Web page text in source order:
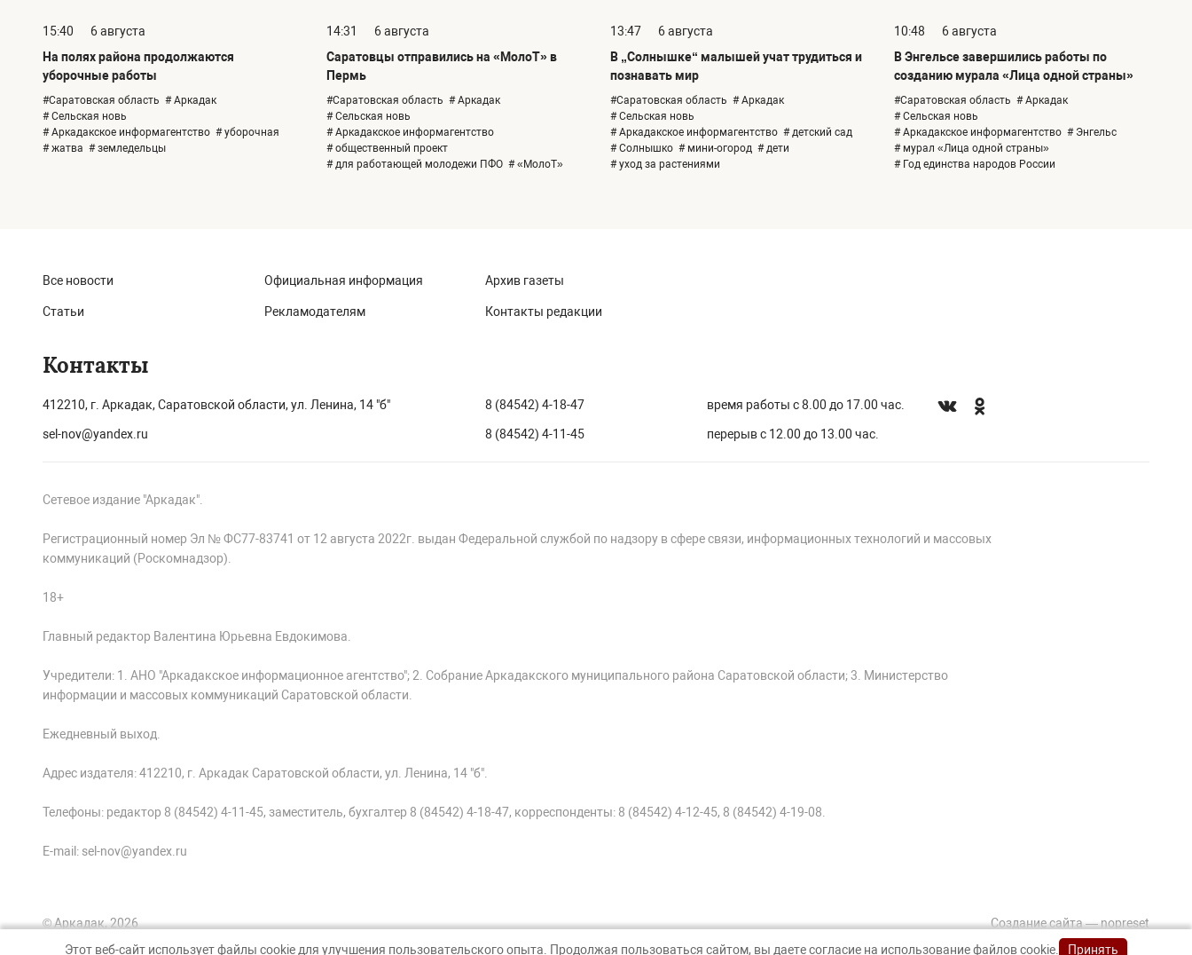
15:40
6 августа
На полях района продолжаются
уборочные работы
#Саратовская область # Аркадак
# Сельская новь
# Аркадакское информагентство # уборочная
# жатва # земледельцы
14:31
6 августа
Саратовцы отправились на «МолоТ» в
Пермь
#Саратовская область # Аркадак
# Сельская новь
# Аркадакское информагентство
# общественный проект
# для работающей молодежи ПФО # «МолоТ»
13:47
6 августа
В „Солнышке“ малышей учат трудиться и
познавать мир
#Саратовская область # Аркадак
# Сельская новь
# Аркадакское информагентство # детский сад
# Солнышко # мини-огород # дети
# уход за растениями
10:48
6 августа
В Энгельсе завершились работы по
созданию мурала «Лица одной страны»
#Саратовская область # Аркадак
# Сельская новь
# Аркадакское информагентство # Энгельс
# мурал «Лица одной страны»
# Год единства народов России
Все новости
Статьи
Официальная информация
Рекламодателям
Архив газеты
Контакты редакции
Контакты
412210, г. Аркадак, Саратовской области, ул. Ленина, 14 "б"
sel-nov@yandex.ru
8 (84542) 4-18-47
8 (84542) 4-11-45
время работы с 8.00 до 17.00 час.
перерыв с 12.00 до 13.00 час.
Сетевое издание "Аркадак".
Регистрационный номер Эл № ФС77-83741 от 12 августа 2022г. выдан Федеральной службой по надзору в сфере связи, информационных технологий и массовых
коммуникаций (Роскомнадзор).
18+
Главный редактор Валентина Юрьевна Евдокимова.
Учредители: 1. АНО "Аркадакское информационное агентство"; 2. Собрание Аркадакского муниципального района Саратовской области; 3. Министерство
информации и массовых коммуникаций Саратовской области.
Ежедневный выход.
Адрес издателя: 412210, г. Аркадак Саратовской области, ул. Ленина, 14 "б".
Телефоны: редактор 8 (84542) 4-11-45, заместитель, бухгалтер 8 (84542) 4-18-47, корреспонденты: 8 (84542) 4-12-45, 8 (84542) 4-19-08.
E-mail: sel-nov@yandex.ru
© Аркадак, 2026
Создание сайта — nopreset
Этот веб-сайт использует файлы cookie для улучшения пользовательского опыта. Продолжая пользоваться сайтом, вы даете согласие на использование файлов cookie.
Принять